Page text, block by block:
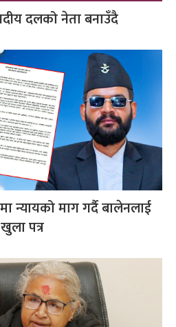
दलको नेता बनाउँदै
न्यायको माग गर्दै बालेनलाई
पत्र